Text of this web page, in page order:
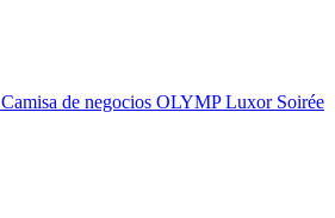
Camisa de negocios OLYMP Luxor Soirée